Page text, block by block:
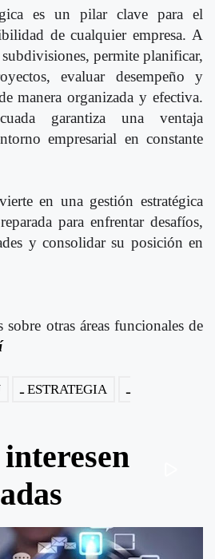
es un pilar clave para el
de cualquier empresa. A
subdivisiones, permite planificar,
evaluar desempeño y
manera organizada y efectiva.
garantiza una ventaja
empresarial en constante
en una gestión estratégica
para enfrentar desafíos,
y consolidar su posición en
sobre otras áreas funcionales de
ESTRATEGIA